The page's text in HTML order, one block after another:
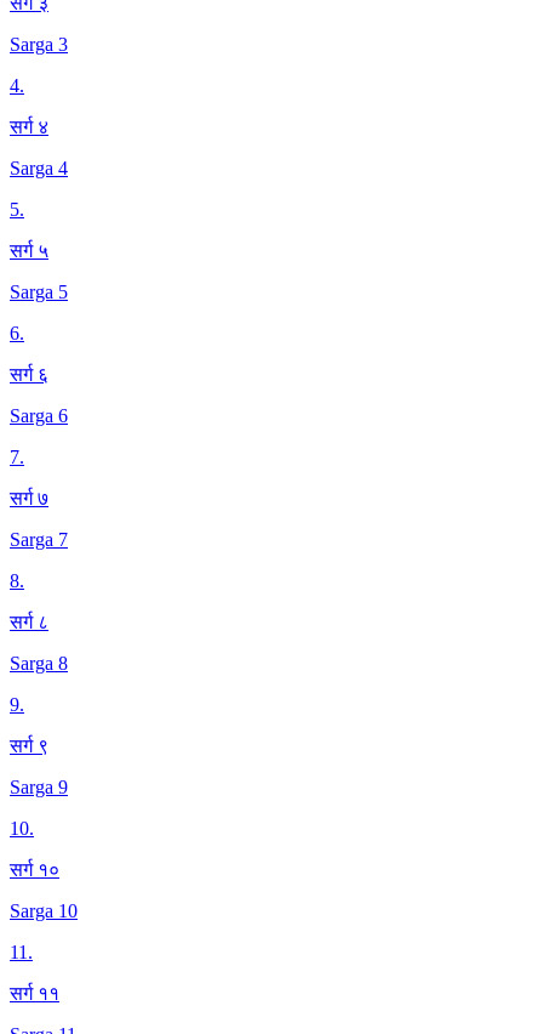
Sarga 3
4.
सर्ग ४
Sarga 4
5.
सर्ग ५
Sarga 5
6.
सर्ग ६
Sarga 6
7.
सर्ग ७
Sarga 7
8.
सर्ग ८
Sarga 8
9.
सर्ग ९
Sarga 9
10.
सर्ग १०
Sarga 10
11.
सर्ग ११